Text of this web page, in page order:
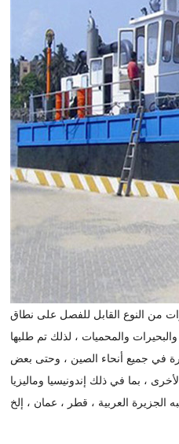
من النوع القابل للفصل على نطاق
والمحميات ، لذلك تم طلبها
في جميع أنحاء الصين ، وحتى بعض
، بما في ذلك إندونيسيا وماليزيا